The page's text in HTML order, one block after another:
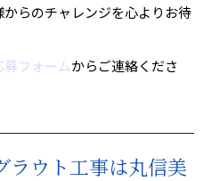
らのチャレンジを心よりお待
募フォームからご連絡くださ
ラウト工事は丸信美